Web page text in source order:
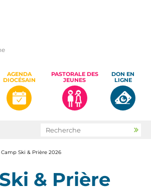
AGENDA
DIOCÉSAIN
PASTORALE DES
JEUNES
DON EN
LIGNE
Camp Ski & Prière 2026
& Prière